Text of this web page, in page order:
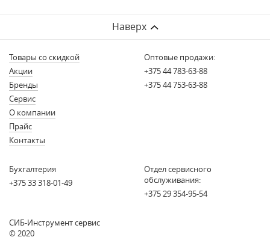
Наверх
Товары со скидкой
Акции
Бренды
Сервис
О компании
Прайс
Контакты
Оптовые продажи:
+375 44 783-63-88
+375 44 753-63-88
Бухгалтерия
+375 33 318-01-49
Отдел сервисного
обслуживания:
+375 29 354-95-54
СИБ-Инструмент сервис
© 2020